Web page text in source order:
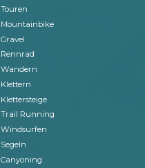
Touren
Mountainbike
Gravel
Rennrad
Wandern
Klettern
Klettersteige
Trail Running
Windsurfen
Segeln
Canyoning